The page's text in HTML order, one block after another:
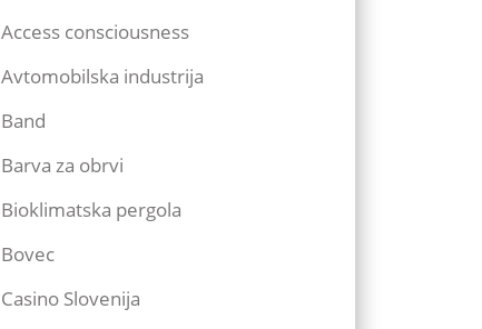
Access consciousness
Avtomobilska industrija
Band
Barva za obrvi
Bioklimatska pergola
Bovec
Casino Slovenija